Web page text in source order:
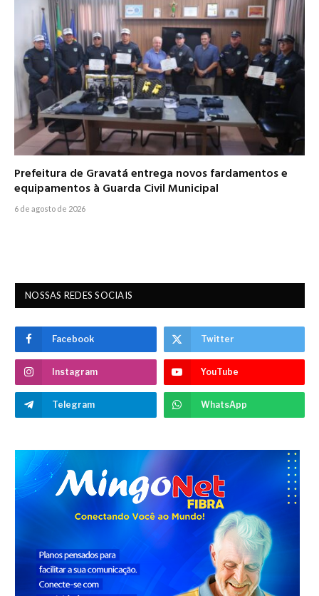
Prefeitura de Gravatá entrega novos fardamentos e
equipamentos à Guarda Civil Municipal
6 de agosto de 2026
NOSSAS REDES SOCIAIS
Facebook Twitter
Instagram YouTube
Telegram WhatsApp